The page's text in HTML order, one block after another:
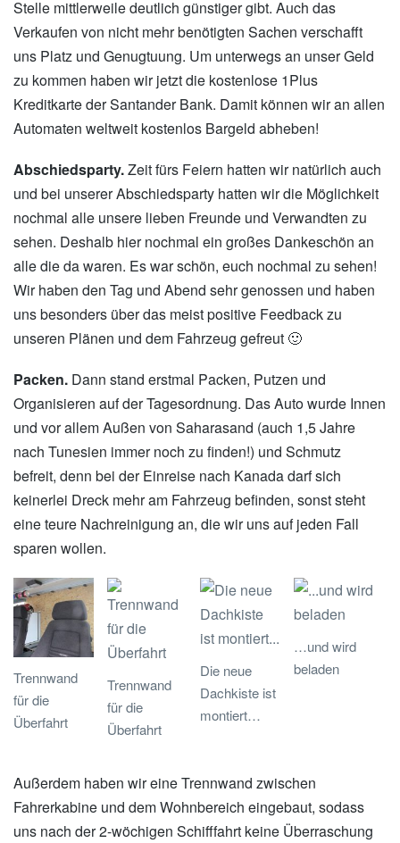
Stelle mittlerweile deutlich günstiger gibt. Auch das
Verkaufen von nicht mehr benötigten Sachen verschafft
uns Platz und Genugtuung. Um unterwegs an unser Geld
zu kommen haben wir jetzt die kostenlose 1Plus
Kreditkarte der Santander Bank. Damit können wir an allen
Automaten weltweit kostenlos Bargeld abheben!
Abschiedsparty.Zeit fürs Feiern hatten wir natürlich auch
und bei unserer Abschiedsparty hatten wir die Möglichkeit
nochmal alle unsere lieben Freunde und Verwandten zu
sehen. Deshalb hier nochmal ein großes Dankeschön an
alle die da waren. Es war schön, euch nochmal zu sehen!
Wir haben den Tag und Abend sehr genossen und haben
uns besonders über das meist positive Feedback zu
unseren Plänen und dem Fahrzeug gefreut 🙂
Packen. Dann stand erstmal Packen, Putzen und
Organisieren auf der Tagesordnung. Das Auto wurde Innen
und vor allem Außen von Saharasand (auch 1,5 Jahre
nach Tunesien immer noch zu finden!) und Schmutz
befreit, denn bei der Einreise nach Kanada darf sich
keinerlei Dreck mehr am Fahrzeug befinden, sonst steht
eine teure Nachreinigung an, die wir uns auf jeden Fall
sparen wollen.
Trennwand
für die
Überfahrt
Trennwand
für die
Überfahrt
Die neue
Dachkiste ist
montiert…
…und wird
beladen
Außerdem haben wir eine Trennwand zwischen
Fahrerkabine und dem Wohnbereich eingebaut, sodass
uns nach der 2-wöchigen Schifffahrt keine Überraschung